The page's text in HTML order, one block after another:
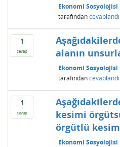
Ekonomi Sosyolojisi
tarafından cevaplandı
1
cevap
alanın
Ekonomi Sosyolojisi
tarafından cevaplandı
1
cevap
kesimi
örgütlü
Ekonomi Sosyolojisi